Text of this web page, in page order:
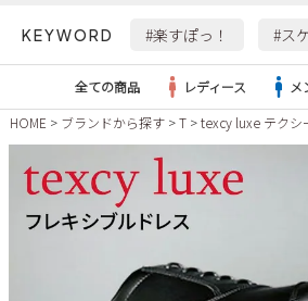
KEYWORD #楽すぽっ！ #ス
レディース
すべての商品
全ての商品 レディース メ
HOME
ブランドから探す T texcy luxe テクシ